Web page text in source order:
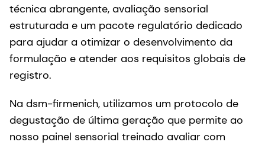
técnica abrangente, avaliação sensorial
estruturada e um pacote regulatório dedicado
para ajudar a otimizar o desenvolvimento da
formulação e atender aos requisitos globais de
registro.
Na dsm-firmenich, utilizamos um protocolo de
degustação de última geração que permite ao
nosso painel sensorial treinado avaliar com